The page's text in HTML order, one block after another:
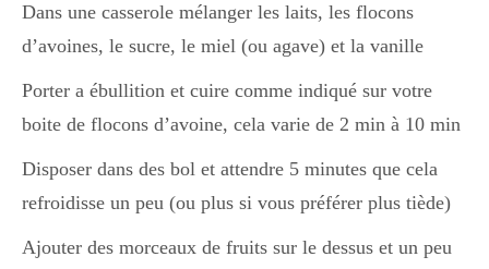
Dans une casserole mélanger les laits, les flocons
d’avoines, le sucre, le miel (ou agave) et la vanille
Porter a ébullition et cuire comme indiqué sur votre
boite de flocons d’avoine, cela varie de 2 min à 10 min
Disposer dans des bol et attendre 5 minutes que cela
refroidisse un peu (ou plus si vous préférer plus tiède)
Ajouter des morceaux de fruits sur le dessus et un peu